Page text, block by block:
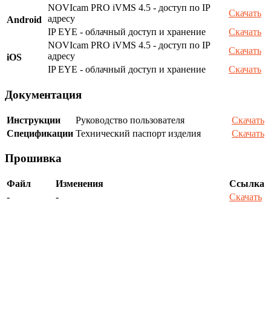
Android
NOVIcam PRO iVMS 4.5 - доступ по IP
адресу
Скачать
IP EYE - облачный доступ и хранение
Скачать
iOS
NOVIcam PRO iVMS 4.5 - доступ по IP
адресу
Скачать
IP EYE - облачный доступ и хранение
Скачать
Документация
Инструкции Руководство пользователя
Скачать
Спецификации Технический паспорт изделия Скачать
Прошивка
Файл Изменения
Ссылка
-
- Скачать